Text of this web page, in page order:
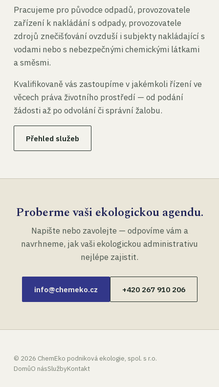
Pracujeme pro původce odpadů, provozovatele
zařízení k nakládání s odpady, provozovatele
zdrojů znečišťování ovzduší i subjekty nakládající s
vodami nebo s nebezpečnými chemickými látkami
a směsmi.
Kvalifikovaně vás zastoupíme v jakémkoli řízení ve
věcech práva životního prostředí — od podání
žádosti až po odvolání či správní žalobu.
Přehled služeb
Proberme vaši ekologickou agendu.
Napište nebo zavolejte — odpovíme vám a
navrhneme, jak vaši ekologickou administrativu
nejlépe zajistit.
info@chemeko.cz +420 267 910 206
© 2026 ChemEko podniková ekologie, spol. s r.o.
DomůO násSlužbyKontakt